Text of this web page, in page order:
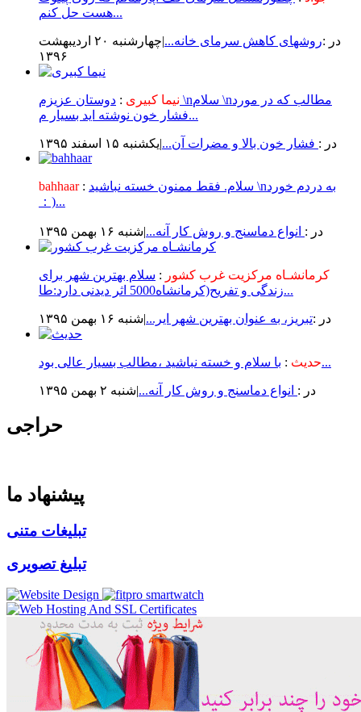
هست حل کنم...
در :روشهای کاهش سرمای خانه...
|چهارشنبه ۲۰ ارديبهشت
۱۳۹۶
نیما کبیری : دوستان عزیزم \nسلام \nمطالب که در مورد
فشار خون نوشته اید بسیار م...
در : فشار خون بالا و مضرات آن...|يكشنبه ۱۵ اسفند ۱۳۹۵
bahhaar: سلام. فقط ممنون خسته نباشید \nبه دردم خورد
：)...
در : انواع دماسنج و روش كار آنه...|شنبه ۱۶ بهمن ۱۳۹۵
کرمانشـاه مرکزیت غرب کشور : سلام بهترین شهر برای
زندگی و تفریح(کرمانشاه5000 اثر دیدنی دارد:طا...
در :تبریز، به عنوان بهترین شهر ایر...|شنبه ۱۶ بهمن ۱۳۹۵
حدیث : با سلام و خسته نباشید ،مطالب بسیار عالی بود...
در : انواع دماسنج و روش كار آنه...|شنبه ۲ بهمن ۱۳۹۵
حراجی
پیشنهاد ما
تبلیغات متنی
تبلیغ تصویری